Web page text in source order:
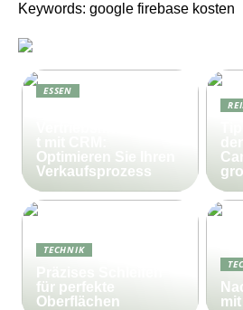
Keywords: google firebase kosten
ESSEN
Optimieren Sie Ihren
Verkaufsprozess
TECHNIK
für perfekte
Oberflächen
mit